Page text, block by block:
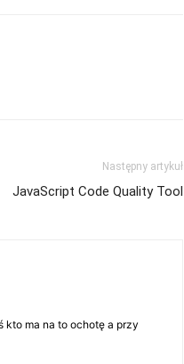
Następny artykuł
JavaScript Code Quality Tool
kto ma na to ochotę a przy